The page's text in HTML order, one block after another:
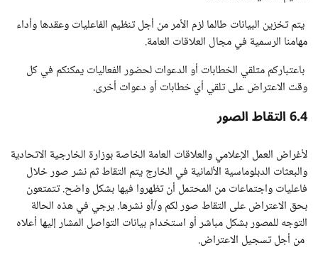
يتم تخزين البيانات طالما لزم الأمر من أجل تنظيم الفاعليات وعقدها وأداء
مهامنا الرسمية في مجال العلاقات العامة.
باعتباركم متلقي الخطابات أو الدعوات لحضور الفعاليات يمكنكم في كل
وقت الاعتراض على تلقي أي خطابات أو دعوات أخرى.
6.4 التقاط الصور
لأغراض العمل الإعلامي والعلاقات العامة الخاصة بوزارة الخارجية الاتحادية
والبعثات الدبلوماسية الألمانية في الخارج يتم التقاط ثم نشر صور خلال
فاعليات واجتماعات من المحتمل أن تظهروا فيها بشكل واضح. تتمتعون
بحق الاعتراض على التقاط صور لكم و/أو نشرها. يرجي في هذه الحالة
التوجه للمصور بشكل مباشر أو استخدام بيانات التواصل المشار إليها أعلاه
من أجل تسجيل الاعتراض.